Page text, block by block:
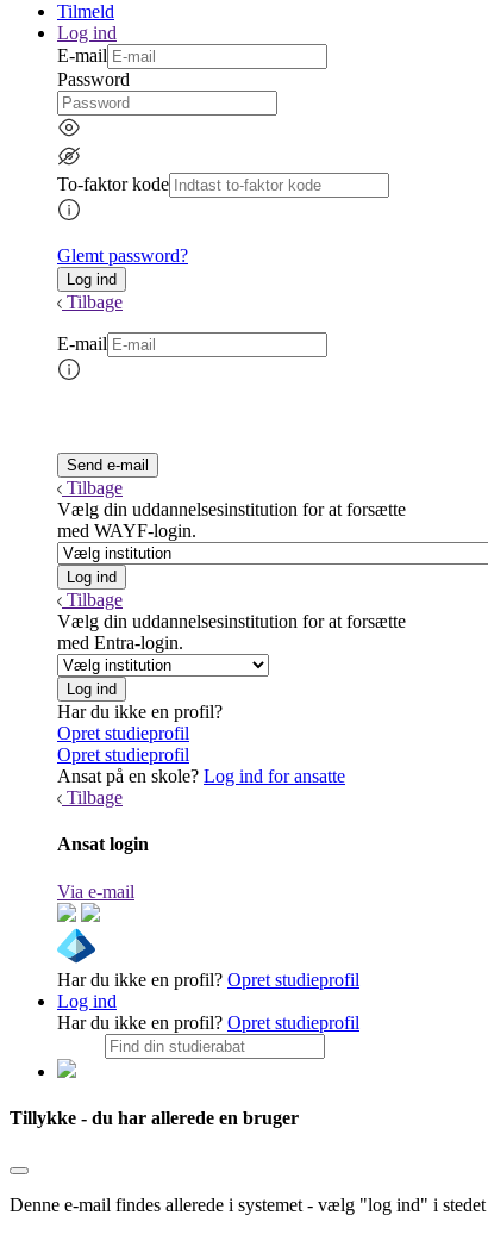
Tilmeld
Log ind
E-mail
Password
To-faktor kode
Glemt password?
Tilbage
E-mail
Tilbage
Vælg din uddannelsesinstitution for at forsætte
med WAYF-login.
Tilbage
Vælg din uddannelsesinstitution for at forsætte
med Entra-login.
Har du ikke en profil?
Opret studieprofil
Opret studieprofil
Ansat på en skole? Log ind for ansatte
Tilbage
Ansat login
Via e-mail
Har du ikke en profil? Opret studieprofil
Log ind
Har du ikke en profil? Opret studieprofil
Tillykke - du har allerede en bruger
Denne e-mail findes allerede i systemet - vælg "log ind" i stedet